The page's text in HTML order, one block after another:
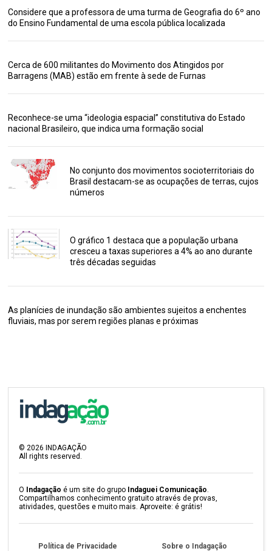
Considere que a professora de uma turma de Geografia do 6º ano
do Ensino Fundamental de uma escola pública localizada
Cerca de 600 militantes do Movimento dos Atingidos por
Barragens (MAB) estão em frente à sede de Furnas
Reconhece-se uma “ideologia espacial” constitutiva do Estado
nacional Brasileiro, que indica uma formação social
No conjunto dos movimentos socioterritoriais do
Brasil destacam-se as ocupações de terras, cujos
números
O gráfico 1 destaca que a população urbana
cresceu a taxas superiores a 4% ao ano durante
três décadas seguidas
As planícies de inundação são ambientes sujeitos a enchentes
fluviais, mas por serem regiões planas e próximas
©2026 INDAGAÇÃO
All rights reserved.
O Indagação é um site do grupo Indaguei Comunicação.
Compartilhamos conhecimento gratuito através de provas,
atividades, questões e muito mais. Aproveite: é grátis!
Política de Privacidade Sobre o Indagação